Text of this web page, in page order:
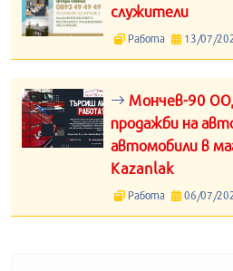
служители
Работа 13/07/
Мончев-90
продажби на
автомобили в
Kazanlak
Работа 06/07/